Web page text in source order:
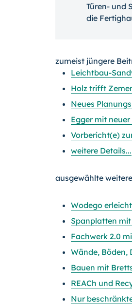
Türen- und
die
zumeist jüngere
Leichtbau-
Holz trifft
Neues
Egger mit
Vorbericht(e)
weitere Details...
ausgewählte
Wodego
Spanplatten
Fachwerk 2.0
Wände, Böden,
Bauen mit
REACh und
Nur